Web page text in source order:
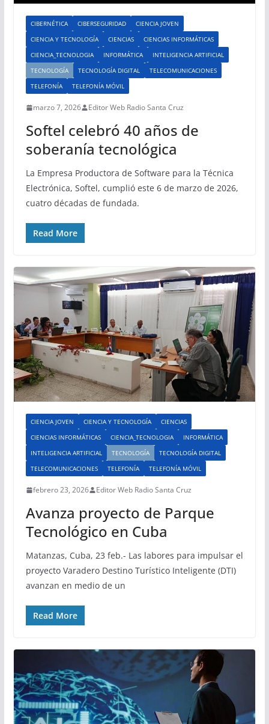
CIBERNÉTICA CIBERSEGURIDAD
CIENCIA JOVEN
CIENCIA Y TECNOLOGÍA
CIENCIAS
CIENCIAS INFORMÁTICAS
CIENCIA_TECNOLOGIA
INFORMÁTICA
INTELIGENCIA ARTIFICIAL
TECNOLOGÍA
TECNOLOGÍA DIGITAL
TELECOMUNICACIONES
TELEFONÍA
TELEFONÍA MÓVIL
marzo 7, 2026 Editor Web Radio Santa Cruz
Softel celebró 40 años de
soberanía tecnológica
La Empresa Productora de Software para la Técnica
Electrónica, Softel, cumplió este 6 de marzo de 2026,
cuatro décadas de fundada.
Read More
CIENCIA JOVEN CIENCIA Y TECNOLOGÍA
CIENCIAS
CIENCIAS INFORMÁTICAS
CIENCIA_TECNOLOGIA
INFORMÁTICA
INTELIGENCIA ARTIFICIAL
TECNOLOGÍA
TECNOLOGÍA DIGITAL
TELECOMUNICACIONES
TELEFONÍA TELEFONÍA MÓVIL
febrero 23, 2026 Editor Web Radio Santa Cruz
Avanza proyecto de Parque
Tecnológico en Cuba
Matanzas, Cuba, 23 feb.- Las labores para impulsar el
proyecto Varadero Destino Turístico Inteligente (DTI)
avanzan en medio de un
Read More